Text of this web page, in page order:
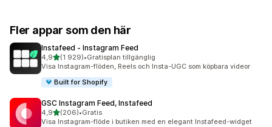
Fler appar som den här
Instafeed ‑ Instagram Feed
4,9av 5 stjärnor
(1 929)
1929 recensioner totalt
•Gratisplan tillgänglig
Visa Instagram-flöden, Reels och Insta-UGC som köpbara videor
Built for Shopify
GSC Instagram Feed, Instafeed
4,9av 5 stjärnor
(206)
206 recensioner totalt
•Gratis
Visa Instagram-flöde i butiken med en elegant Instafeed-widget